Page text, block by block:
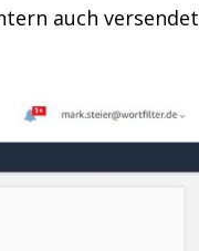
auch versendet